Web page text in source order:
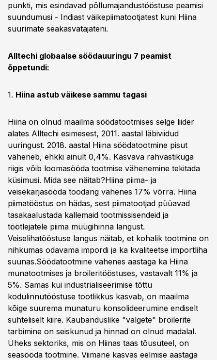
punkti, mis esindavad põllumajandustööstuse peamisi
suundumusi - Indiast väikepiimatootjatest kuni Hiina
suurimate seakasvatajateni.
Alltechi globaalse söödauuringu 7 peamist
õppetundi:
1. Hiina astub väikese sammu tagasi
Hiina on olnud maailma söödatootmises selge liider
alates Alltechi esimesest, 2011. aastal läbiviidud
uuringust. 2018. aastal Hiina söödatootmine pisut
väheneb, ehkki ainult 0,4%. Kasvava rahvastikuga
riigis võib loomasööda tootmise vähenemine tekitada
küsimusi. Mida see näitab?Hiina piima- ja
veisekarjasööda toodang vähenes 17% võrra. Hiina
piimatööstus on hädas, sest piimatootjad püüavad
tasakaalustada kallemaid tootmissisendeid ja
töötlejatele piima müügihinna langust.
Veiselihatööstuse langus näitab, et kohalik tootmine on
nihkumas odavama impordi ja ka kvaliteetse importliha
suunas.Söödatootmine vähenes aastaga ka Hiina
munatootmises ja broileritööstuses, vastavalt 11% ja
5%. Samas kui industrialiseerimise tõttu
kodulinnutööstuse tootlikkus kasvab, on maailma
kõige suurema munaturu konsolideerumine endiselt
suhteliselt kiire. Kaubanduslike "valgete" broilerite
tarbimine on seiskunud ja hinnad on olnud madalal.
Üheks sektoriks, mis on Hiinas taas tõusuteel, on
seasööda tootmine. Viimane kasvas eelmise aastaga